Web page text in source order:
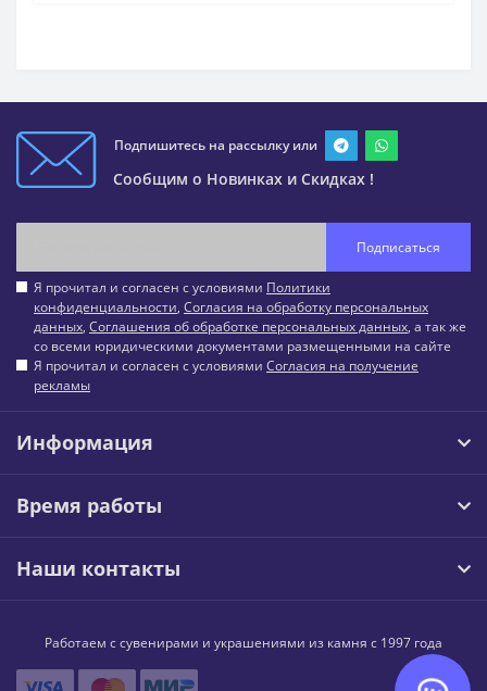
Подпишитесь на рассылку или
Сообщим о Новинках и Скидках !
Подписаться
Я прочитал и согласен с условиями Политики
конфиденциальности, Согласия на обработку персональных
данных, Соглашения об обработке персональных данных, а так же
со всеми юридическими документами размещенными на сайте
Я прочитал и согласен с условиями Согласия на получение
рекламы
Информация
Время работы
Наши контакты
Работаем с сувенирами и украшениями из камня с 1997 года